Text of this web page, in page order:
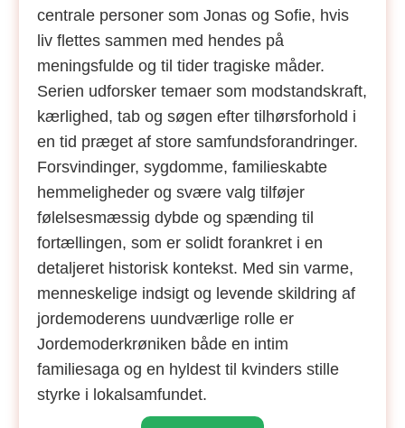
centrale personer som Jonas og Sofie, hvis
liv flettes sammen med hendes på
meningsfulde og til tider tragiske måder.
Serien udforsker temaer som modstandskraft,
kærlighed, tab og søgen efter tilhørsforhold i
en tid præget af store samfundsforandringer.
Forsvindinger, sygdomme, familieskabte
hemmeligheder og svære valg tilføjer
følelsesmæssig dybde og spænding til
fortællingen, som er solidt forankret i en
detaljeret historisk kontekst. Med sin varme,
menneskelige indsigt og levende skildring af
jordemoderens uundværlige rolle er
Jordemoderkrøniken både en intim
familiesaga og en hyldest til kvinders stille
styrke i lokalsamfundet.